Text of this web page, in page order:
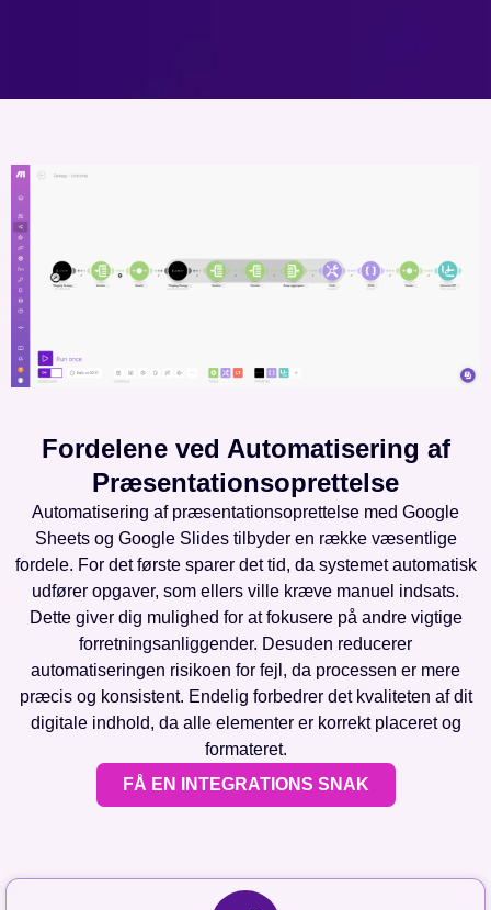
Fordelene ved Automatisering af
Præsentationsoprettelse
Automatisering af præsentationsoprettelse med Google
Sheets og Google Slides tilbyder en række væsentlige
fordele. For det første sparer det tid, da systemet automatisk
udfører opgaver, som ellers ville kræve manuel indsats.
Dette giver dig mulighed for at fokusere på andre vigtige
forretningsanliggender. Desuden reducerer
automatiseringen risikoen for fejl, da processen er mere
præcis og konsistent. Endelig forbedrer det kvaliteten af dit
digitale indhold, da alle elementer er korrekt placeret og
formateret.
FÅ EN INTEGRATIONS SNAK